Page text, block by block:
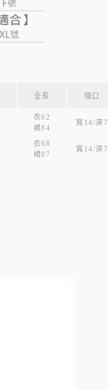
全長 領口
衣62
裙84
寬14/深7
衣68
裙87
寬14/深7